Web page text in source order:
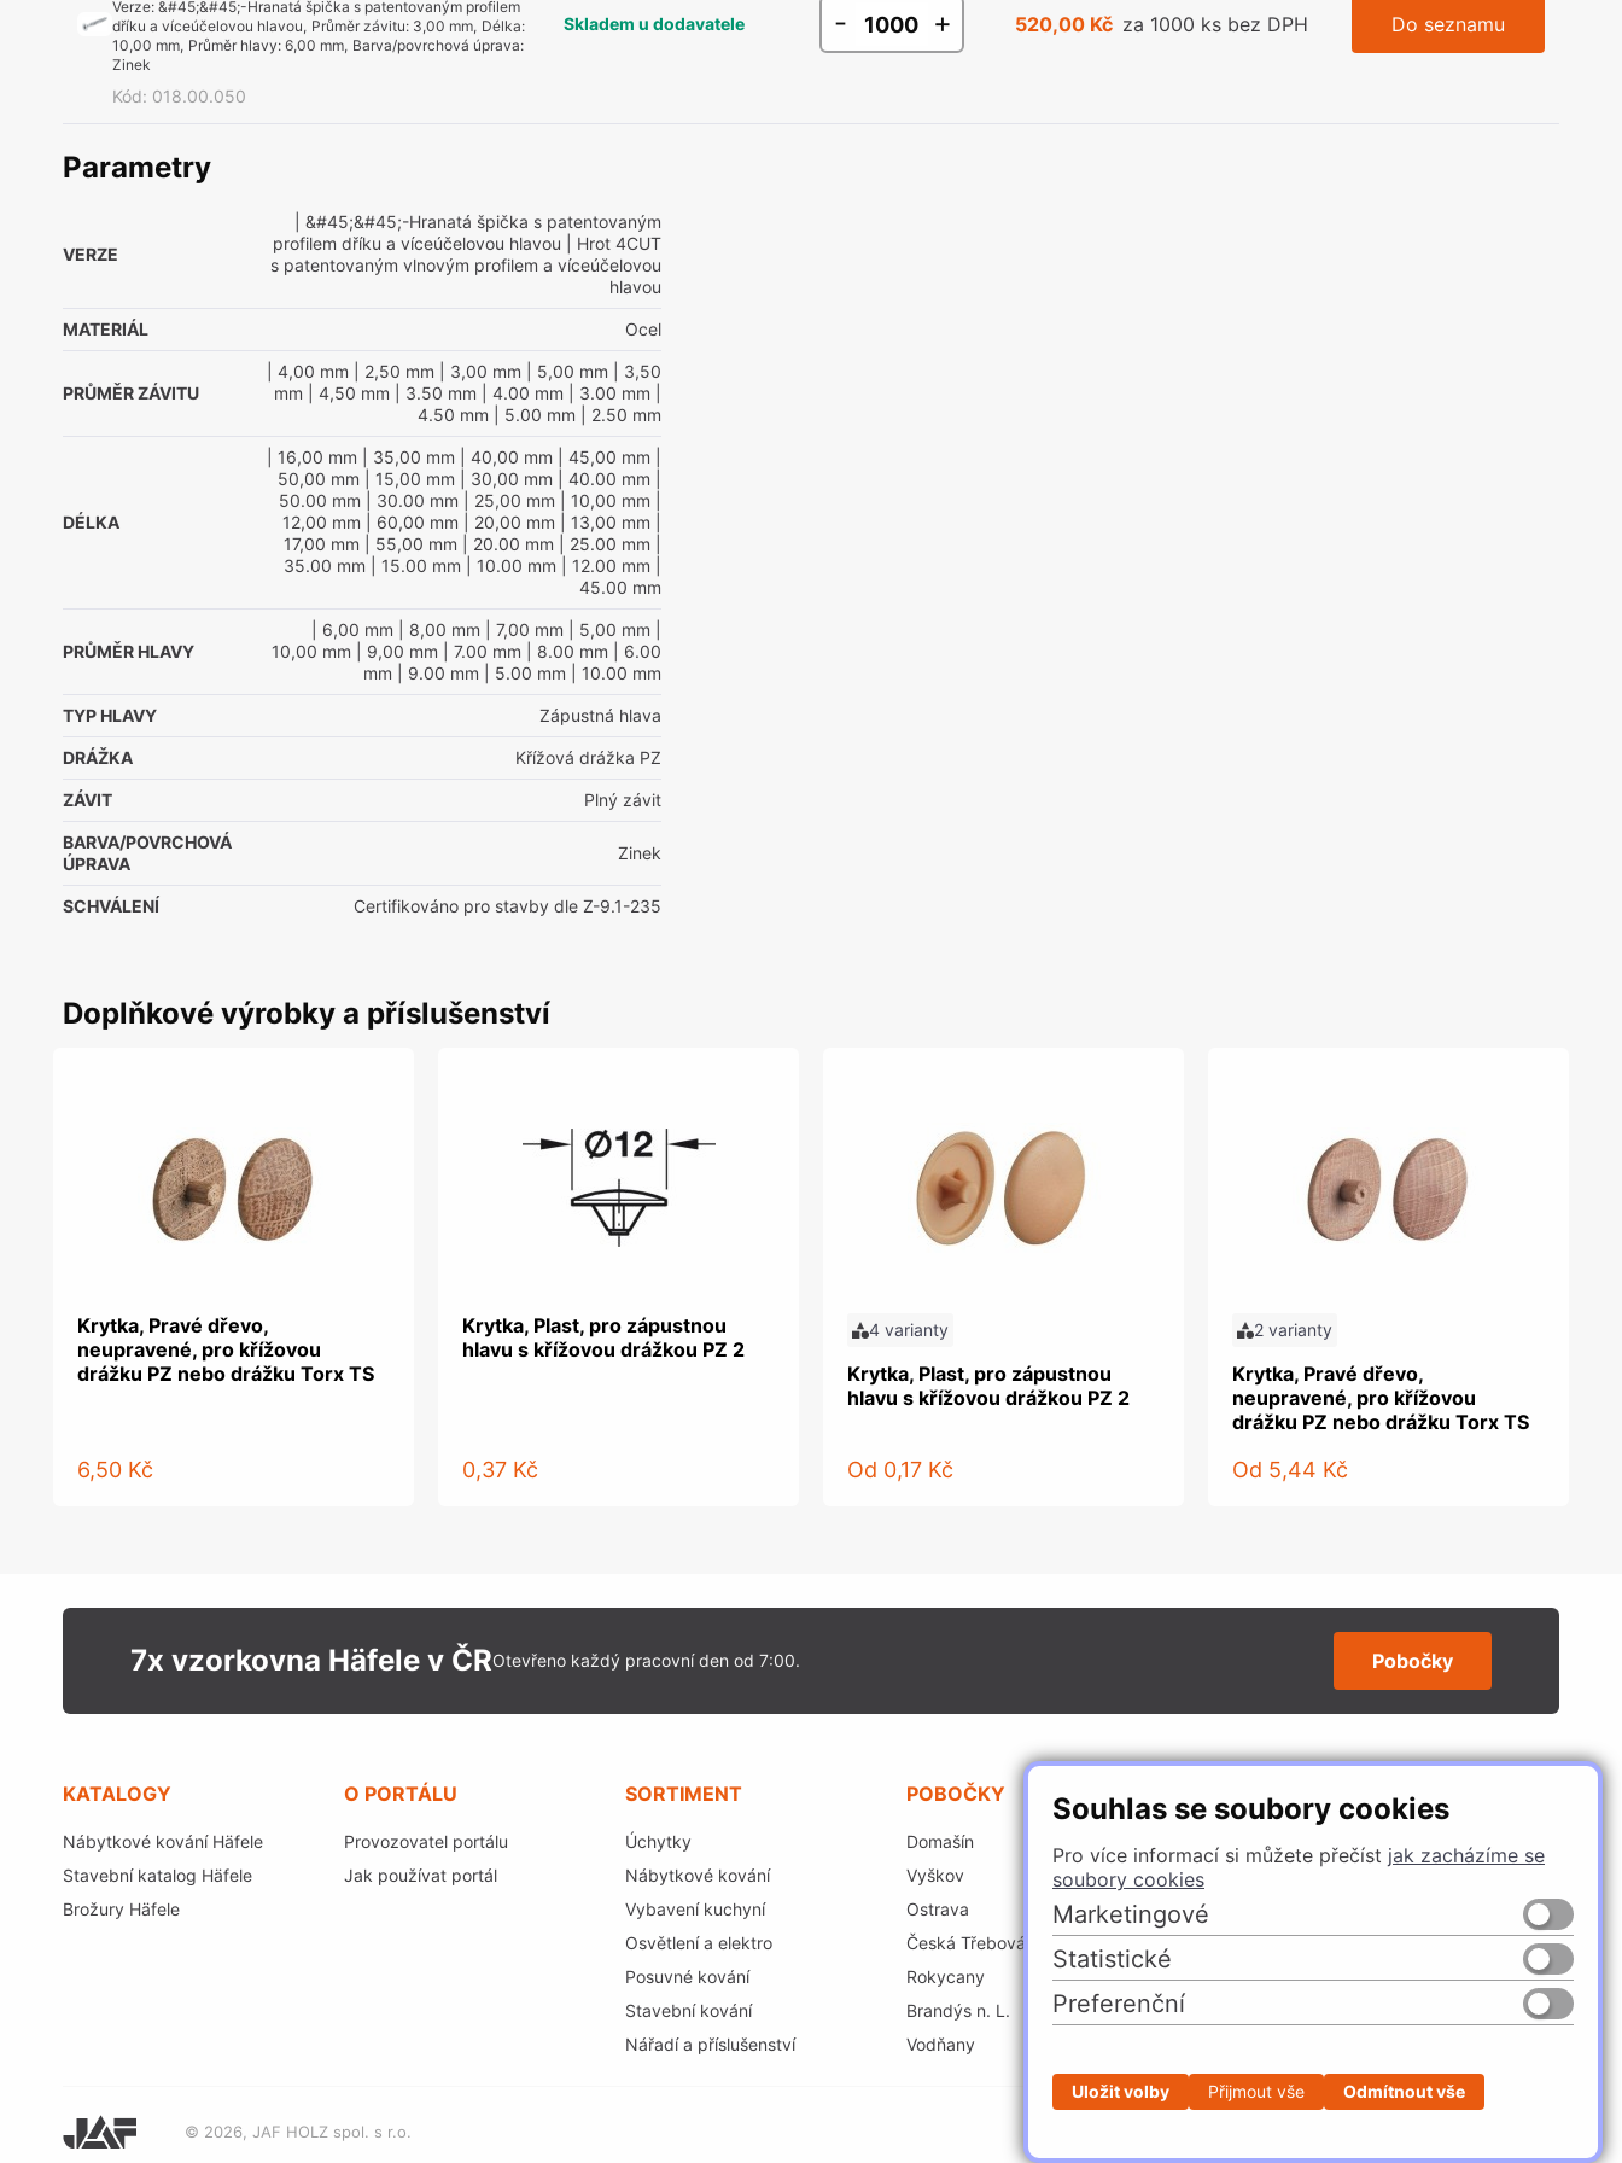
Souhlas se soubory cookies
Pro více informací si můžete přečíst jak zacházíme se
soubory cookies
Marketingové
Statistické
Preferenční
Uložit volby Přijmout vše Odmítnout vše
Verze: &#45;&#45;-Hranatá špička s patentovaným profilem
dříku a víceúčelovou hlavou, Průměr závitu: 3,00 mm, Délka:
10,00 mm, Průměr hlavy: 6,00 mm, Barva/povrchová úprava:
Zinek
Kód: 018.00.050
Skladem u dodavatele - + 520,00 Kč za 1000 ks bez DPH Do seznamu
Parametry
VERZE
| &#45;&#45;-Hranatá špička s patentovaným
profilem dříku a víceúčelovou hlavou | Hrot 4CUT
s patentovaným vlnovým profilem a víceúčelovou
hlavou
MATERIÁL Ocel
PRŮMĚR ZÁVITU
| 4,00 mm | 2,50 mm | 3,00 mm | 5,00 mm | 3,50
mm | 4,50 mm | 3.50 mm | 4.00 mm | 3.00 mm
4.50 mm | 5.00 mm | 2.50 mm
DÉLKA
| 16,00 mm | 35,00 mm | 40,00 mm | 45,00 mm
50,00 mm | 15,00 mm | 30,00 mm | 40.00 mm
50.00 mm | 30.00 mm | 25,00 mm | 10,00 mm
12,00 mm | 60,00 mm | 20,00 mm | 13,00 mm
17,00 mm | 55,00 mm | 20.00 mm | 25.00 mm
35.00 mm | 15.00 mm | 10.00 mm | 12.00 mm
45.00 mm
PRŮMĚR HLAVY
| 6,00 mm | 8,00 mm | 7,00 mm | 5,00 mm
10,00 mm | 9,00 mm | 7.00 mm | 8.00 mm | 6.00
mm | 9.00 mm | 5.00 mm | 10.00 mm
TYP HLAVY Zápustná hlava
DRÁŽKA Křížová drážka PZ
ZÁVIT Plný závit
BARVA/POVRCHOVÁ
ÚPRAVA
Zinek
SCHVÁLENÍ Certifikováno pro stavby dle Z-9.1-235
Doplňkové výrobky a příslušenství
Krytka, Pravé dřevo,
neupravené, pro křížovou
drážku PZ nebo drážku Torx TS
6,50 Kč
Krytka, Plast, pro zápustnou
hlavu s křížovou drážkou PZ 2
0,37 Kč
4 varianty
Krytka, Plast, pro zápustnou
hlavu s křížovou drážkou PZ 2
Od 0,17 Kč
2 varianty
Krytka, Pravé dřevo,
neupravené, pro křížovou
drážku PZ nebo drážku Torx TS
Od 5,44 Kč
7x vzorkovna Häfele v ČROtevřeno každý pracovní den od 7:00. Pobočky
KATALOGY
Nábytkové kování Häfele
Stavební katalog Häfele
Brožury Häfele
O PORTÁLU
Provozovatel portálu
Jak používat portál
SORTIMENT
Úchytky
Nábytkové kování
Vybavení kuchyní
Osvětlení a elektro
Posuvné kování
Stavební kování
Nářadí a příslušenství
POBOČKY
Domašín
Vyškov
Ostrava
Česká Třebová
Rokycany
Brandýs n. L.
Vodňany
SLEDUJTE NÁS
Česko Slovensko
© 2026, JAF HOLZ spol. s r.o.